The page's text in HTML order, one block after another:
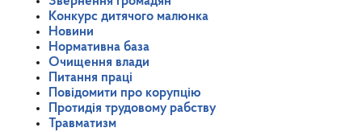
Конкурс дитячого малюнка
Новини
Нормативна база
Очищення влади
Питання праці
Повідомити про корупцію
Протидія трудовому рабству
Травматизм